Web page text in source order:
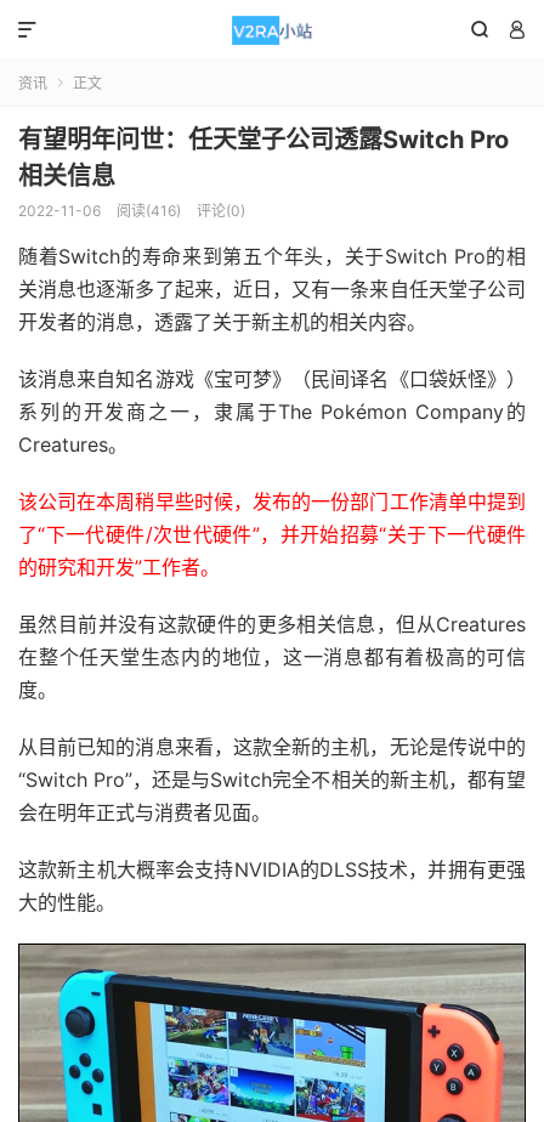
 

资讯  正文
有望明年问世：任天堂子公司透露Switch Pro
相关信息
2022-11-06 阅读(416) 评论(0)
随着Switch的寿命来到第五个年头，关于Switch Pro的相
关消息也逐渐多了起来，近日，又有一条来自任天堂子公司
开发者的消息，透露了关于新主机的相关内容。
该消息来自知名游戏《宝可梦》（民间译名《口袋妖怪》）
系列的开发商之一，隶属于The Pokémon Company的
Creatures。
该公司在本周稍早些时候，发布的一份部门工作清单中提到
了“下一代硬件/次世代硬件”，并开始招募“关于下一代硬件
的研究和开发”工作者。
虽然目前并没有这款硬件的更多相关信息，但从Creatures
在整个任天堂生态内的地位，这一消息都有着极高的可信
度。
从目前已知的消息来看，这款全新的主机，无论是传说中的
“Switch Pro”，还是与Switch完全不相关的新主机，都有望
会在明年正式与消费者见面。
这款新主机大概率会支持NVIDIA的DLSS技术，并拥有更强
大的性能。